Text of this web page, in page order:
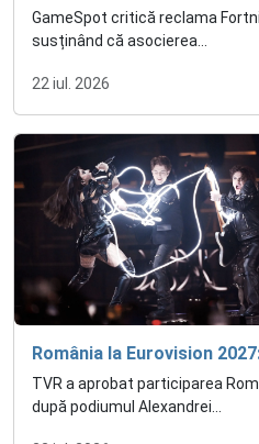
GameSpot critică reclama
susținând că asocierea...
22 iul. 2026
România la Eurovision
TVR a aprobat participarea
după podiumul Alexandrei...